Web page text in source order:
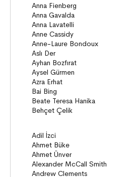
Anlatı
ON8 (15+)
Roman
Diziler
Öyküler
Anlatı
Gizemli Maceralar Koleksiyonu
Diziler
Behiç Ak Yetişkin Kitapları
Öykü